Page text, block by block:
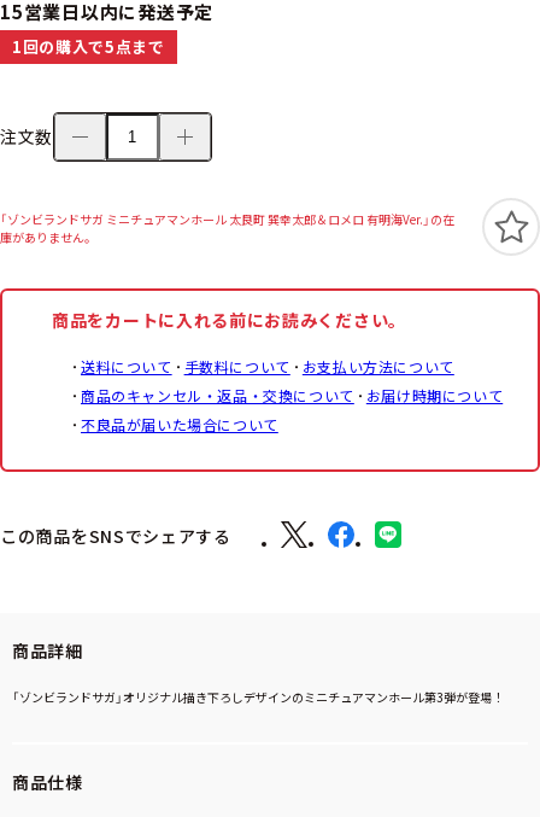
15営業日以内に発送予定
1回の購入で5点まで
注文数
「ゾンビランドサガ ミニチュアマンホール 太良町 巽幸太郎＆ロメロ 有明海Ver.」の在
庫がありません。
商品をカートに入れる前にお読みください。
送料について 手数料について
お支払い方法について
商品のキャンセル・返品・交換について
お届け時期について
不良品が届いた場合について
この商品をSNSでシェアする
商品詳細
「ゾンビランドサガ」オリジナル描き下ろしデザインのミニチュアマンホール第3弾が登場！
商品仕様